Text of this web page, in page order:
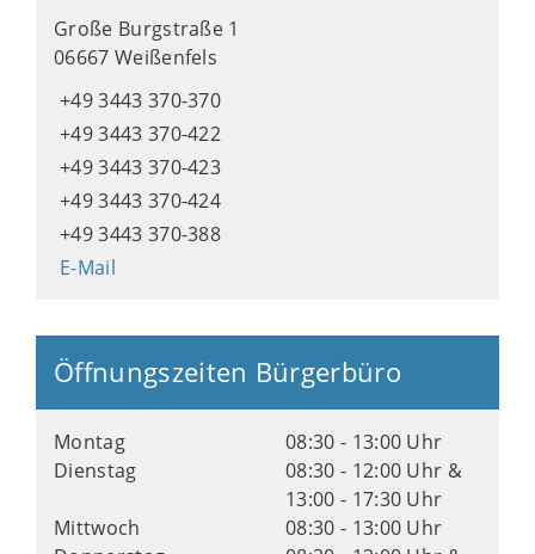
Große Burgstraße 1
06667 Weißenfels
+49 3443 370-370
+49 3443 370-422
+49 3443 370-423
+49 3443 370-424
+49 3443 370-388
E-Mail
Öffnungszeiten Bürgerbüro
Montag
08:30 - 13:00 Uhr
Dienstag
08:30 - 12:00 Uhr &
13:00 - 17:30 Uhr
Mittwoch
08:30 - 13:00 Uhr